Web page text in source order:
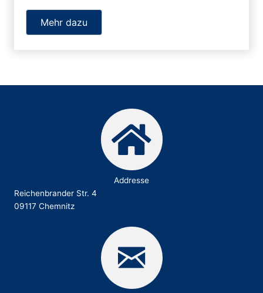
Mehr dazu
Addresse
Reichenbrander Str. 4
09117 Chemnitz